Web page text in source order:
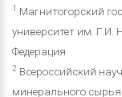
1
Магнитогорский
университет им. Г.И.
Федерация
2 Всероссийский
минерального сырья